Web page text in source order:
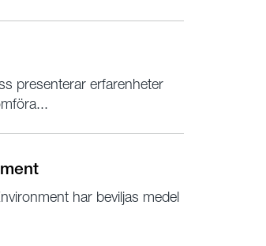
presenterar erfarenheter
har beviljas medel